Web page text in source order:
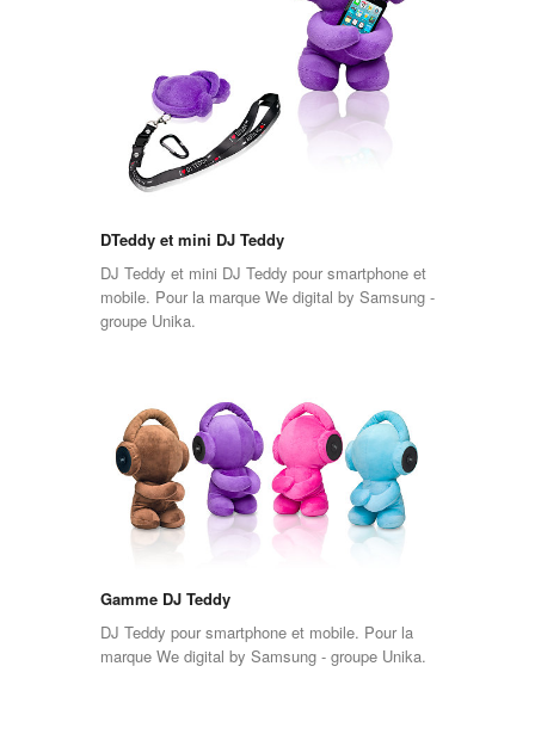
DTeddy et mini DJ Teddy
DJ Teddy et mini DJ Teddy pour smartphone et
mobile. Pour la marque We digital by Samsung -
groupe Unika.
Gamme DJ Teddy
DJ Teddy pour smartphone et mobile. Pour la
marque We digital by Samsung - groupe Unika.